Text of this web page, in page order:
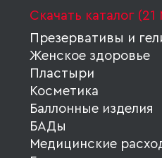
Скачать каталог (21
Презервативы и
Женское здоровье
Пластыри
Косметика
Баллонные изделия
БАДы
Медицинские